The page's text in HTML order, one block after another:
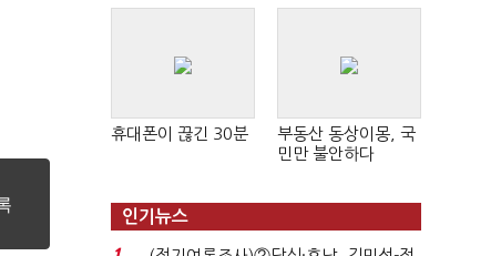
휴대폰이 끊긴 30분
부동산 동상이몽, 국
민만 불안하다
인기뉴스